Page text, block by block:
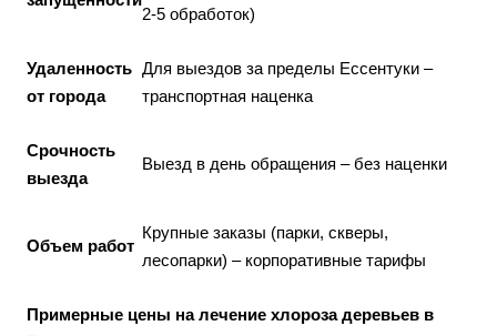
2-5 обработок)
Удаленность
от города
Для выездов за пределы Ессентуки –
транспортная наценка
Срочность
выезда
Выезд в день обращения – без наценки
Объем работ
Крупные заказы (парки, скверы,
лесопарки) – корпоративные тарифы
Примерные цены на лечение хлороза деревьев в